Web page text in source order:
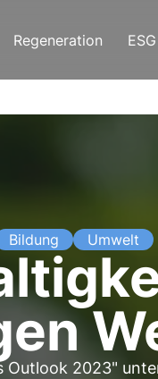
Regeneration ESG
Bildung Umwelt
Outlook 2023"